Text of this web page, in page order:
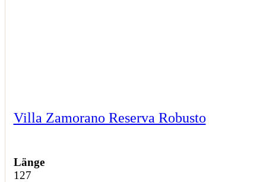
Villa Zamorano Reserva Robusto
Länge
127